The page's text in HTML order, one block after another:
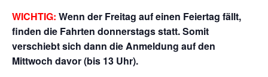
WICHTIG: Wenn der Freitag auf einen Feiertag fällt,
finden die Fahrten donnerstags statt. Somit
verschiebt sich dann die Anmeldung auf den
Mittwoch davor (bis 13 Uhr).